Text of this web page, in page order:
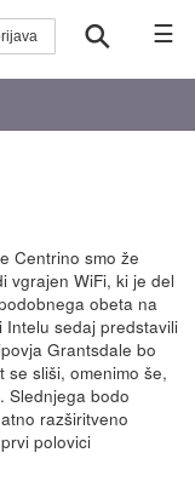
☰
Centrino smo že
vgrajen WiFi, ki je del
obeta na
Intelu sedaj predstavili
Grantsdale bo
sliši, omenimo še,
Slednjega bodo
razširitveno
polovici